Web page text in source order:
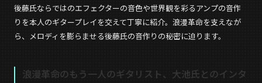
後藤氏ならではのエフェクターの音色や世界観を彩るアンプの音作
りを本人のギタープレイを交えて丁寧に紹介。浪漫革命を支えなが
ら、メロディを膨らませる後藤氏の音作りの秘密に迫ります。
浪漫革命のもう一人のギタリスト、大池氏とのインタ